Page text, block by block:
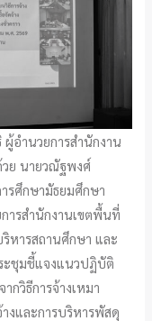
อำนวยการสำนักงาน
ย นายวณัฐพงศ์
รศึกษามัธยมศึกษา
ารสำนักงานเขตพื้นที่
หารสถานศึกษา และ
ะชุมชี้แจงแนวปฏิบัติ
กวิธีการจ้างเหมา
งและการบริหารพัสดุ